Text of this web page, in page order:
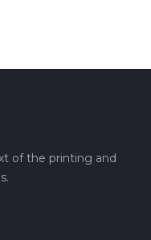
of the printing and